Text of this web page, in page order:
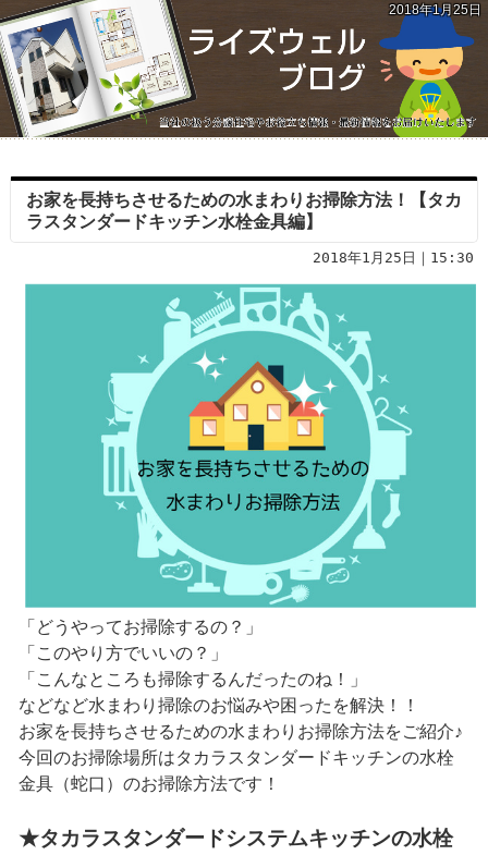
2018年1月25日
お家を長持ちさせるための水まわりお掃除方法！【タカ
ラスタンダードキッチン水栓金具編】
2018年1月25日｜15:30
「どうやってお掃除するの？」
「このやり方でいいの？」
「こんなところも掃除するんだったのね！」
などなど水まわり掃除のお悩みや困ったを解決！！
お家を長持ちさせるための水まわりお掃除方法をご紹介♪
今回のお掃除場所はタカラスタンダードキッチンの水栓
金具（蛇口）のお掃除方法です！
★タカラスタンダードシステムキッチンの水栓